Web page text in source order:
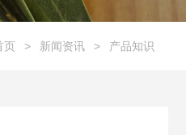
页 > 新闻资讯 > 产品知识